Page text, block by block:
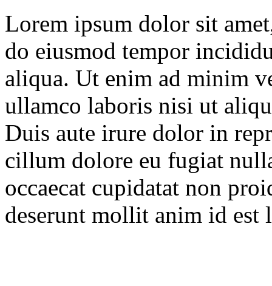
Lorem ipsum dolor sit
do eiusmod tempor
aliqua. Ut enim ad minim
ullamco laboris nisi ut
Duis aute irure dolor in
cillum dolore eu fugiat
occaecat cupidatat non
deserunt mollit anim id est